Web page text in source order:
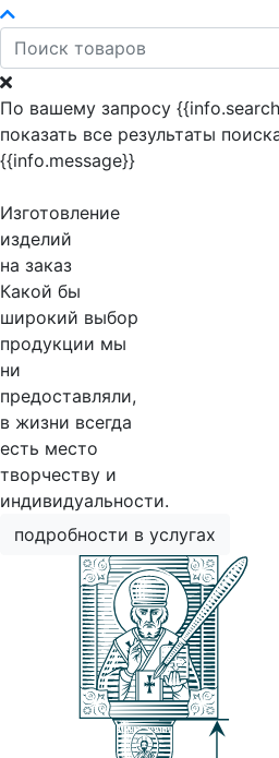
По вашему запросу
показать все результаты
{{info.message}}
Изготовление
изделий
на заказ
Какой бы
широкий выбор
продукции мы
ни
предоставляли,
в жизни всегда
есть место
творчеству и
индивидуальности.
подробности в услугах